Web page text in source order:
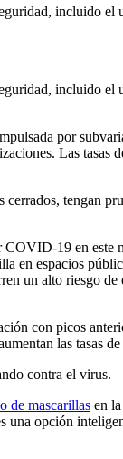
incluido
incluido
por
Las tasas
tengan
19 en este
en espacios
un alto riesgo
con picos
las tasas de
contra el virus.
de mascarillas en
opción